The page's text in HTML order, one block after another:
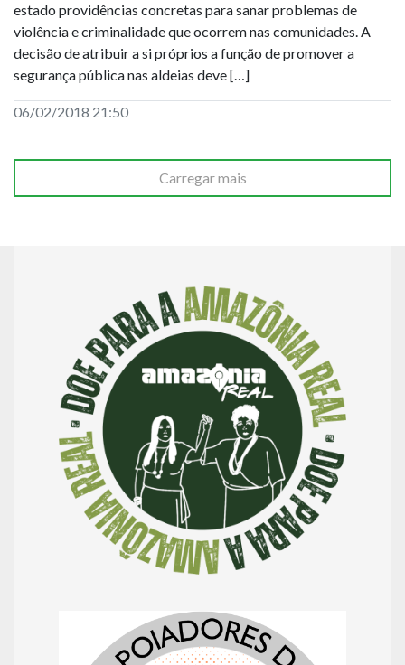
estado providências concretas para sanar problemas de
violência e criminalidade que ocorrem nas comunidades. A
decisão de atribuir a si próprios a função de promover a
segurança pública nas aldeias deve […]
06/02/2018 21:50
Carregar mais